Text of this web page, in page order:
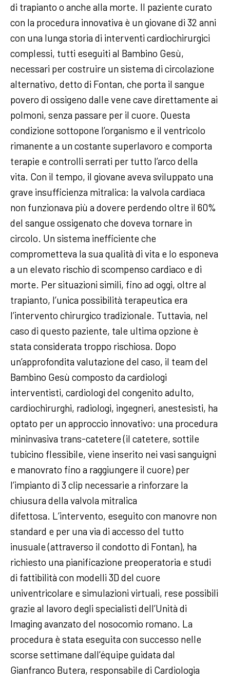
di trapianto o anche alla morte. Il paziente curato
con la procedura innovativa è un giovane di 32 anni
con una lunga storia di interventi cardiochirurgici
complessi, tutti eseguiti al Bambino Gesù,
necessari per costruire un sistema di circolazione
alternativo, detto di Fontan, che porta il sangue
povero di ossigeno dalle vene cave direttamente ai
polmoni, senza passare per il cuore. Questa
condizione sottopone l’organismo e il ventricolo
rimanente a un costante superlavoro e comporta
terapie e controlli serrati per tutto l’arco della
vita. Con il tempo, il giovane aveva sviluppato una
grave insufficienza mitralica: la valvola cardiaca
non funzionava più a dovere perdendo oltre il 60%
del sangue ossigenato che doveva tornare in
circolo. Un sistema inefficiente che
comprometteva la sua qualità di vita e lo esponeva
a un elevato rischio di scompenso cardiaco e di
morte. Per situazioni simili, fino ad oggi, oltre al
trapianto, l’unica possibilità terapeutica era
l’intervento chirurgico tradizionale. Tuttavia, nel
caso di questo paziente, tale ultima opzione è
stata considerata troppo rischiosa. Dopo
un’approfondita valutazione del caso, il team del
Bambino Gesù composto da cardiologi
interventisti, cardiologi del congenito adulto,
cardiochirurghi, radiologi, ingegneri, anestesisti, ha
optato per un approccio innovativo: una procedura
mininvasiva trans-catetere (il catetere, sottile
tubicino flessibile, viene inserito nei vasi sanguigni
e manovrato fino a raggiungere il cuore) per
l’impianto di 3 clip necessarie a rinforzare la
chiusura della valvola mitralica
difettosa. L’intervento, eseguito con manovre non
standard e per una via di accesso del tutto
inusuale (attraverso il condotto di Fontan), ha
richiesto una pianificazione preoperatoria e studi
di fattibilità con modelli 3D del cuore
univentricolare e simulazioni virtuali, rese possibili
grazie al lavoro degli specialisti dell’Unità di
Imaging avanzato del nosocomio romano. La
procedura è stata eseguita con successo nelle
scorse settimane dall’équipe guidata dal
Gianfranco Butera, responsabile di Cardiologia